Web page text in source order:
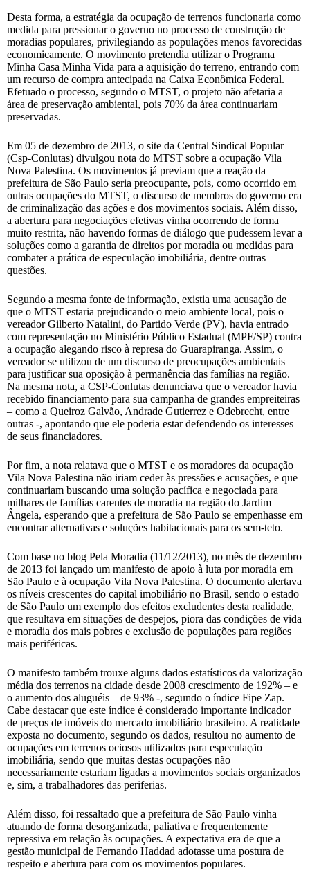
Desta forma, a estratégia da ocupação de terrenos funcionaria como
medida para pressionar o governo no processo de construção de
moradias populares, privilegiando as populações menos favorecidas
economicamente. O movimento pretendia utilizar o Programa
Minha Casa Minha Vida para a aquisição do terreno, entrando com
um recurso de compra antecipada na Caixa Econômica Federal.
Efetuado o processo, segundo o MTST, o projeto não afetaria a
área de preservação ambiental, pois 70% da área continuariam
preservadas.
Em 05 de dezembro de 2013, o site da Central Sindical Popular
(Csp-Conlutas) divulgou nota do MTST sobre a ocupação Vila
Nova Palestina. Os movimentos já previam que a reação da
prefeitura de São Paulo seria preocupante, pois, como ocorrido em
outras ocupações do MTST, o discurso de membros do governo era
de criminalização das ações e dos movimentos sociais. Além disso,
a abertura para negociações efetivas vinha ocorrendo de forma
muito restrita, não havendo formas de diálogo que pudessem levar a
soluções como a garantia de direitos por moradia ou medidas para
combater a prática de especulação imobiliária, dentre outras
questões.
Segundo a mesma fonte de informação, existia uma acusação de
que o MTST estaria prejudicando o meio ambiente local, pois o
vereador Gilberto Natalini, do Partido Verde (PV), havia entrado
com representação no Ministério Público Estadual (MPF/SP) contra
a ocupação alegando risco à represa do Guarapiranga. Assim, o
vereador se utilizou de um discurso de preocupações ambientais
para justificar sua oposição à permanência das famílias na região.
Na mesma nota, a CSP-Conlutas denunciava que o vereador havia
recebido financiamento para sua campanha de grandes empreiteiras
– como a Queiroz Galvão, Andrade Gutierrez e Odebrecht, entre
outras -, apontando que ele poderia estar defendendo os interesses
de seus financiadores.
Por fim, a nota relatava que o MTST e os moradores da ocupação
Vila Nova Palestina não iriam ceder às pressões e acusações, e que
continuariam buscando uma solução pacífica e negociada para
milhares de famílias carentes de moradia na região do Jardim
Ângela, esperando que a prefeitura de São Paulo se empenhasse em
encontrar alternativas e soluções habitacionais para os sem-teto.
Com base no blog Pela Moradia (11/12/2013), no mês de dezembro
de 2013 foi lançado um manifesto de apoio à luta por moradia em
São Paulo e à ocupação Vila Nova Palestina. O documento alertava
os níveis crescentes do capital imobiliário no Brasil, sendo o estado
de São Paulo um exemplo dos efeitos excludentes desta realidade,
que resultava em situações de despejos, piora das condições de vida
e moradia dos mais pobres e exclusão de populações para regiões
mais periféricas.
O manifesto também trouxe alguns dados estatísticos da valorização
média dos terrenos na cidade desde 2008 crescimento de 192% – e
o aumento dos aluguéis – de 93% -, segundo o índice Fipe Zap.
Cabe destacar que este índice é considerado importante indicador
de preços de imóveis do mercado imobiliário brasileiro. A realidade
exposta no documento, segundo os dados, resultou no aumento de
ocupações em terrenos ociosos utilizados para especulação
imobiliária, sendo que muitas destas ocupações não
necessariamente estariam ligadas a movimentos sociais organizados
e, sim, a trabalhadores das periferias.
Além disso, foi ressaltado que a prefeitura de São Paulo vinha
atuando de forma desorganizada, paliativa e frequentemente
repressiva em relação às ocupações. A expectativa era de que a
gestão municipal de Fernando Haddad adotasse uma postura de
respeito e abertura para com os movimentos populares.